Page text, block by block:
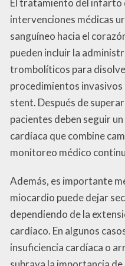
El tratamiento del infarto
intervenciones médicas
sanguíneo hacia el
pueden incluir la
trombolíticos para
procedimientos
stent. Después de
pacientes deben seguir
cardíaca que combine
monitoreo médico
Además, es importante
miocardio puede dejar
dependiendo de la
cardíaco. En algunos
insuficiencia cardíaca o